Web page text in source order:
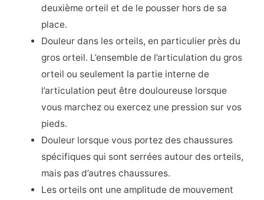
deuxième orteil et de le pousser hors de sa
place.
Douleur dans les orteils, en particulier près du
gros orteil. L’ensemble de l’articulation du gros
orteil ou seulement la partie interne de
l’articulation peut être douloureuse lorsque
vous marchez ou exercez une pression sur vos
pieds.
Douleur lorsque vous portez des chaussures
spécifiques qui sont serrées autour des orteils,
mais pas d’autres chaussures.
Les orteils ont une amplitude de mouvement